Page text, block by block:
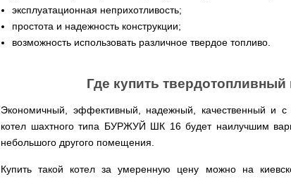
эксплуатационная неприхотливость;
простота и надежность конструкции;
возможность использовать различное твердое топливо.
Где купить
Экономичный, эффективный, надежный, качественный и с
котел шахтного типа БУРЖУЙ ШК 16 будет наилучшим
небольшого другого помещения.
Купить такой котел за умеренную цену можно на